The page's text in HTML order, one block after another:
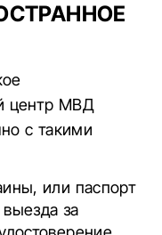
центр МВД
с такими
или паспорт
за